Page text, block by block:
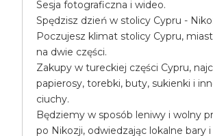
Sesja fotograficzna i wideo.
Spędzisz dzień w stolicy Cypru -
Poczujesz klimat stolicy Cypru,
na dwie części.
Zakupy w tureckiej części Cypru,
papierosy, torebki, buty, sukienki i
ciuchy.
Będziemy w sposób leniwy i wolny
po Nikozji, odwiedzając lokalne bary